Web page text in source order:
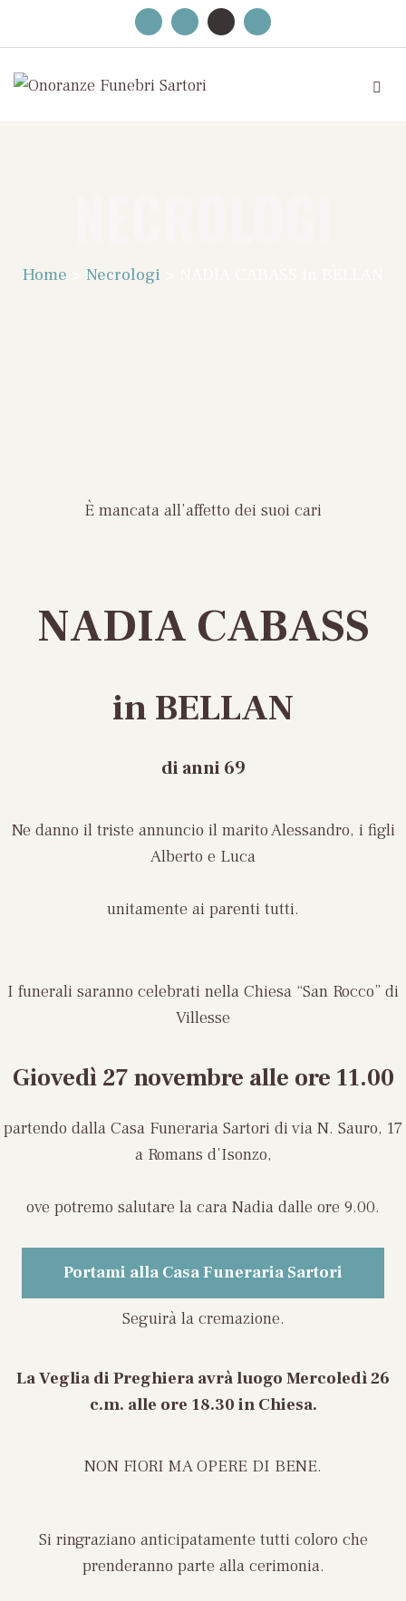
Home Necrologi
È mancata all’affetto dei suoi cari
NADIA CABASS
in BELLAN
di anni 69
Ne danno il triste annuncio il marito Alessandro, i figli
Alberto e Luca
unitamente ai parenti tutti.
I funerali saranno celebrati nella Chiesa “San Rocco” di
Villesse
Giovedì 27 novembre alle ore 11.00
partendo dalla Casa Funeraria Sartori di via N. Sauro, 17
a Romans d’Isonzo,
ove potremo salutare la cara Nadia dalle ore 9.00.
Portami alla Casa Funeraria Sartori
Seguirà la cremazione.
La Veglia di Preghiera avrà luogo Mercoledì 26
c.m. alle ore 18.30 in Chiesa.
NON FIORI MAOPERE DI BENE.
Si ringraziano anticipatamente tutti coloro che
prenderanno parte alla cerimonia.